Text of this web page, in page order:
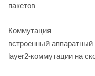
пакетов
Коммутация
встроенный
layer2-коммутации на